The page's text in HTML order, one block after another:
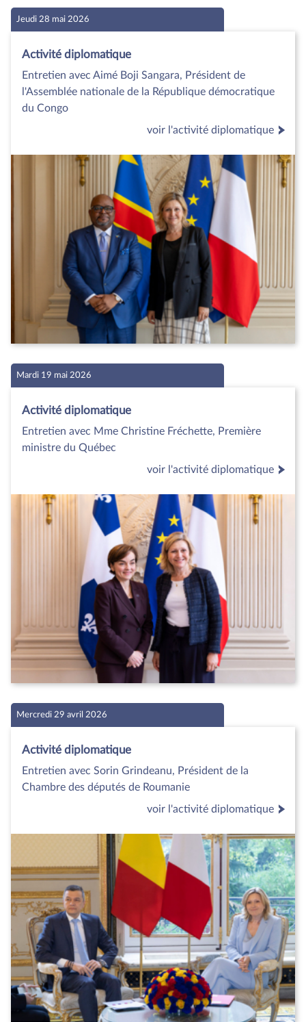
Jeudi 28 mai 2026
Activité diplomatique
Entretien avec Aimé Boji Sangara, Président de
l'Assemblée nationale de la République démocratique
du Congo
voir l'activité diplomatique
Mardi 19 mai 2026
Activité diplomatique
Entretien avec Mme Christine Fréchette, Première
ministre du Québec
voir l'activité diplomatique
Mercredi 29 avril 2026
Activité diplomatique
Entretien avec Sorin Grindeanu, Président de la
Chambre des députés de Roumanie
voir l'activité diplomatique